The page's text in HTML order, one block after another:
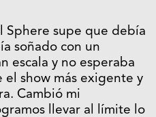
Sphere supe que debía
soñado con un
escala y no esperaba
el show más exigente y
Cambió mi
llevar al límite lo